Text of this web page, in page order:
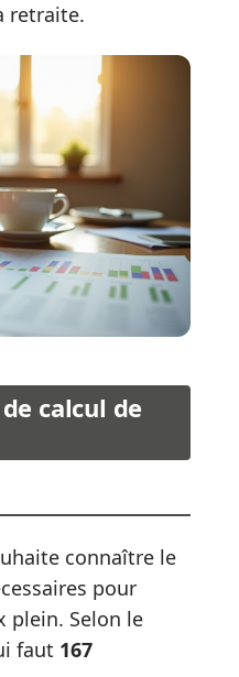
retraite.
calcul de
connaître le
pour
plein. Selon le
faut 167